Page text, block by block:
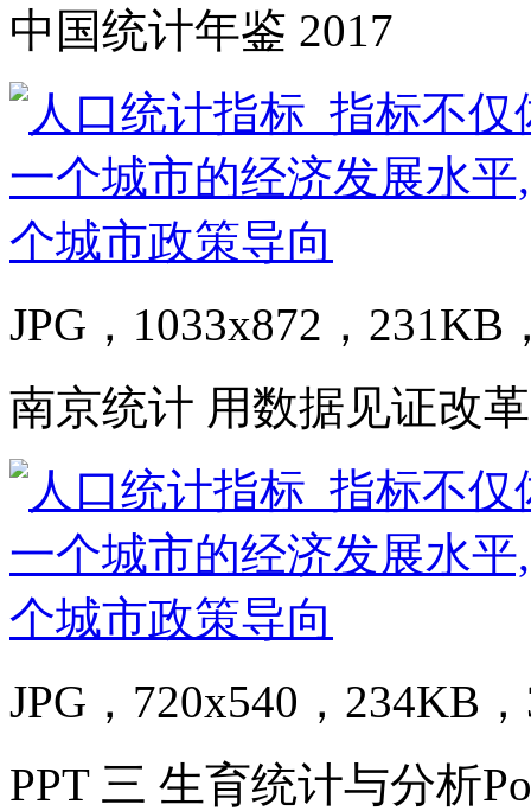
中国统计年鉴 2017
JPG，1033x872，231KB
南京统计 用数据见证改
JPG，720x540，234KB
PPT 三 生育统计与分析